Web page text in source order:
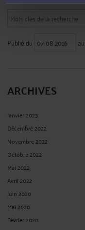
Publié du au
ARCHIVES
Janvier 2023
Décembre 2022
Novembre 2022
Octobre 2022
Mai 2022
Avril 2022
Juin 2020
Mai 2020
Février 2020